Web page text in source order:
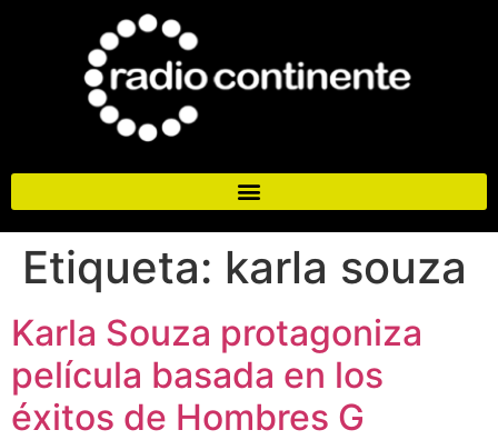
Etiqueta: karla souza
Karla Souza protagoniza
película basada en los
éxitos de Hombres G